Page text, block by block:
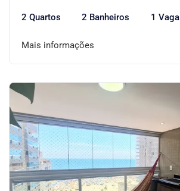
2 Quartos 2 Banheiros 1 Vaga
Mais informações